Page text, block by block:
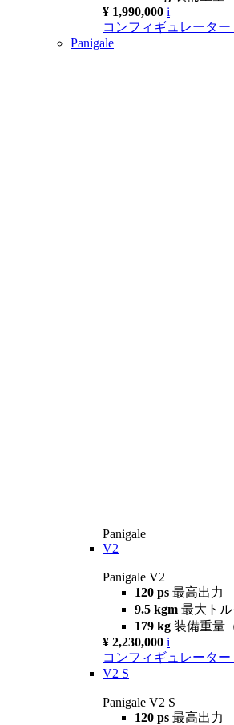
¥ 1,990,000 i
コンフィギュレーター
Panigale
Panigale
V2
Panigale V2
120 ps 最高出力
9.5 kgm 最大トル
179 kg 装備重量
¥ 2,230,000 i
コンフィギュレーター
V2 S
Panigale V2 S
120 ps 最高出力